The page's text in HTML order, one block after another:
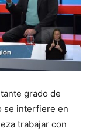
grado de
se interfiere en
trabajar con